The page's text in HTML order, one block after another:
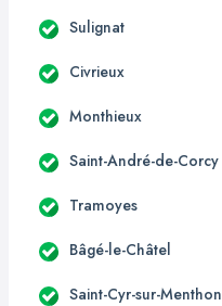
Sulignat
Civrieux
Monthieux
Saint-André-de-Corcy
Tramoyes
Bâgé-le-Châtel
Saint-Cyr-sur-Menthon